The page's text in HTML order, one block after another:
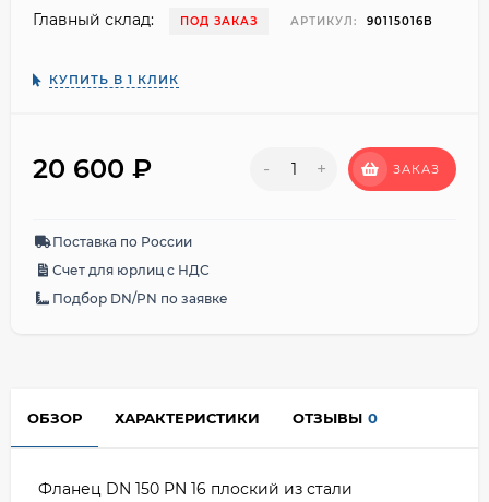
Главный склад: ПОД ЗАКАЗ АРТИКУЛ: 90115016B
КУПИТЬ В 1 КЛИК
20 600 ₽ - + ЗАКАЗ
Поставка по России
Счет для юрлиц с НДС
Подбор DN/PN по заявке
ОБЗОР ХАРАКТЕРИСТИКИ ОТЗЫВЫ 0
Фланец DN 150 PN 16 плоский из стали